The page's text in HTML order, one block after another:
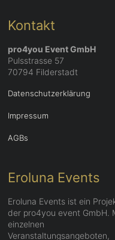
Kontakt
pro4you Event GmbH
Pulsstrasse 57
70794 Filderstadt
Datenschutzerklärung
Impressum
AGBs
Eroluna Events
Eroluna Events ist ein
der pro4you event GmbH.
einzelnen
Veranstaltungsangeboten,